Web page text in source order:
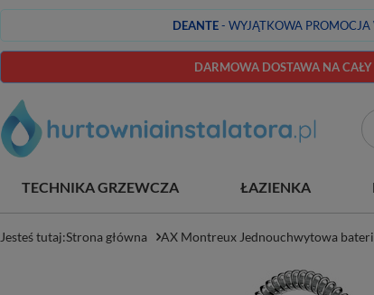
DEANTE- WYJĄTKOWA
DARMOWA DOSTAWA NA
TECHNIKA GRZEWCZA ŁAZIENKA
Jesteś tutaj:Strona główna AX Montreux Jednouchwytowa